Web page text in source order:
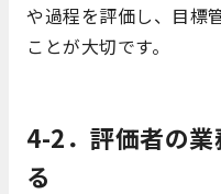
や過程を評価し、目標
ことが大切です。
4-2．評価者の
る